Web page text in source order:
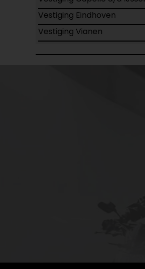
Vestiging Eindhoven
Vestiging Vianen